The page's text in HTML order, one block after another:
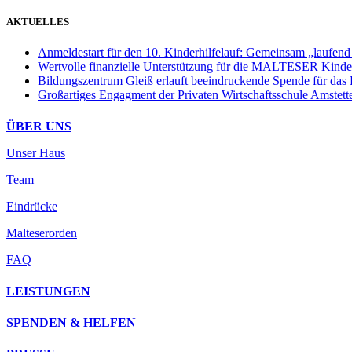
AKTUELLES
Anmeldestart für den 10. Kinderhilfelauf: Gemeinsam
Wertvolle finanzielle Unterstützung für die MALTESER
Bildungszentrum Gleiß erlauft beeindruckende Spende für
Großartiges Engagment der Privaten Wirtschaftsschule
ÜBER UNS
Unser Haus
Team
Eindrücke
Malteserorden
FAQ
LEISTUNGEN
SPENDEN & HELFEN